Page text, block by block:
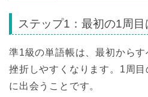
ステップ1：最初の1周
準1級の単語帳は、最初から
挫折しやすくなります。1周
に出会うことです。